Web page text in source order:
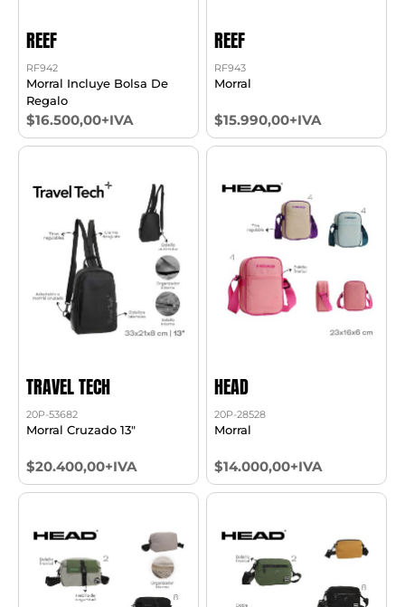
REEF
RF942
Morral Incluye Bolsa De
Regalo
$16.500,00+IVA
REEF
RF943
Morral
$15.990,00+IVA
TRAVEL TECH
20P-53682
Morral Cruzado 13"
$20.400,00+IVA
HEAD
20P-28528
Morral
$14.000,00+IVA